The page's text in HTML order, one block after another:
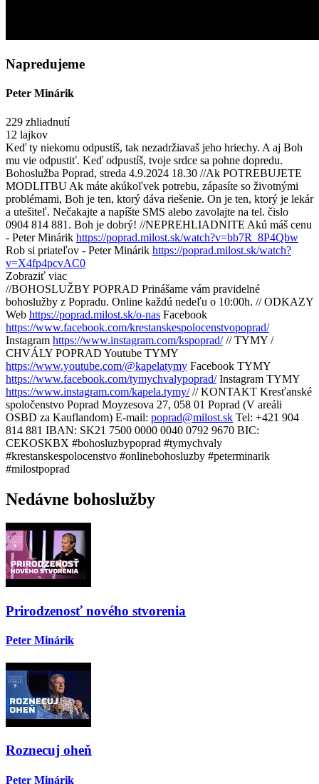
Napredujeme
Peter Minárik
229 zhliadnutí
12 lajkov
Keď ty niekomu odpustíš, tak nezadržiavaš jeho hriechy. A aj Boh
mu vie odpustiť. Keď odpustíš, tvoje srdce sa pohne dopredu.
Bohoslužba Poprad, streda 4.9.2024 18.30 //Ak POTREBUJETE
MODLITBU Ak máte akúkoľvek potrebu, zápasíte so životnými
problémami, Boh je ten, ktorý dáva riešenie. On je ten, ktorý je lekár
a utešiteľ. Nečakajte a napíšte SMS alebo zavolajte na tel. čislo
0904 814 881. Boh je dobrý! //NEPREHLIADNITE Akú máš cenu
- Peter Minárik https://poprad.milost.sk/watch?v=bb7R_8P4Qbw
Rob si priateľov - Peter Minárik https://poprad.milost.sk/watch?
v=X4fp4pcvAC0
Zobraziť viac
//BOHOSLUŽBY POPRAD Prinášame vám pravidelné
bohoslužby z Popradu. Online každú nedeľu o 10:00h. // ODKAZY
Web https://poprad.milost.sk/o-nas Facebook
https://www.facebook.com/krestanskespolocenstvopoprad/
Instagram https://www.instagram.com/kspoprad/// TYMY /
CHVÁLY POPRAD Youtube TYMY
https://www.youtube.com/@kapelatymy Facebook TYMY
https://www.facebook.com/tymychvalypoprad/Instagram TYMY
https://www.instagram.com/kapela.tymy/// KONTAKT Kresťanské
spoločenstvo Poprad Moyzesova 27, 058 01 Poprad (V areáli
OSBD za Kauflandom) E-mail: poprad@milost.sk Tel: +421 904
814 881 IBAN: SK21 7500 0000 0040 0792 9670 BIC:
CEKOSKBX #bohosluzbypoprad #tymychvaly
#krestanskespolocenstvo #onlinebohosluzby #peterminarik
#milostpoprad
Nedávne bohoslužby
Prirodzenosť nového stvorenia
Peter Minárik
Roznecuj oheň
Peter Minárik